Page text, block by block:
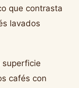
que contrasta
lavados
superficie
cafés con